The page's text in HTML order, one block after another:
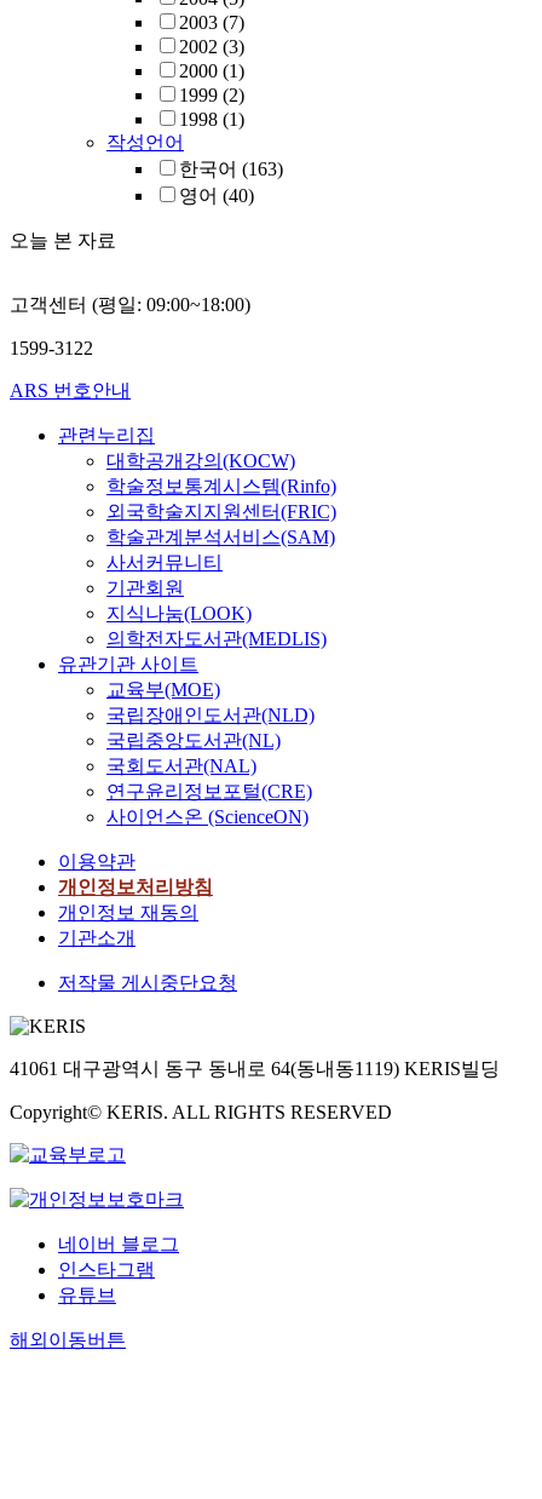
2003 (7)
2002 (3)
2000 (1)
1999 (2)
1998 (1)
작성언어
한국어 (163)
영어 (40)
오늘 본 자료
고객센터 (평일: 09:00~18:00)
1599-3122
ARS 번호안내
관련누리집
대학공개강의(KOCW)
학술정보통계시스템(Rinfo)
외국학술지지원센터(FRIC)
학술관계분석서비스(SAM)
사서커뮤니티
기관회원
지식나눔(LOOK)
의학전자도서관(MEDLIS)
유관기관 사이트
교육부(MOE)
국립장애인도서관(NLD)
국립중앙도서관(NL)
국회도서관(NAL)
연구윤리정보포털(CRE)
사이언스온 (ScienceON)
이용약관
개인정보처리방침
개인정보 재동의
기관소개
저작물 게시중단요청
41061 대구광역시 동구 동내로 64(동내동1119) KERIS빌딩
Copyright© KERIS. ALL RIGHTS RESERVED
네이버 블로그
인스타그램
유튜브
해외이동버튼